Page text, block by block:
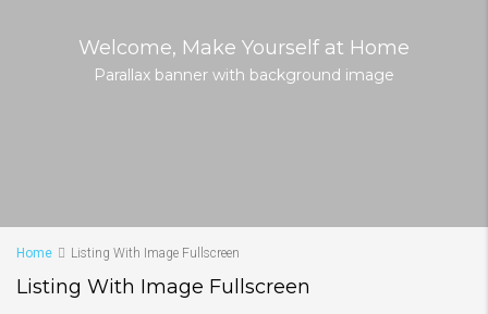
Welcome, Make Yourself at Home
Parallax banner with background image
Home Listing With Image Fullscreen
Listing With Image Fullscreen